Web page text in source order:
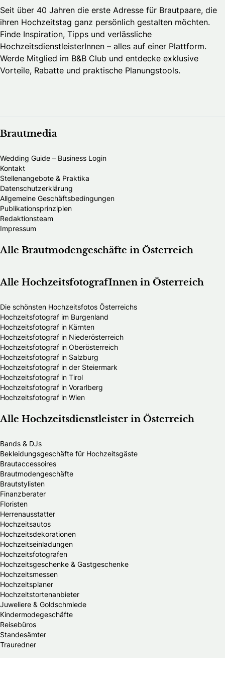
Seit über 40 Jahren die erste Adresse für Brautpaare, die
ihren Hochzeitstag ganz persönlich gestalten möchten.
Finde Inspiration, Tipps und verlässliche
HochzeitsdienstleisterInnen – alles auf einer Plattform.
Werde Mitglied im B&B Club und entdecke exklusive
Vorteile, Rabatte und praktische Planungstools.
Brautmedia
Wedding Guide – Business Login
Kontakt
Stellenangebote & Praktika
Datenschutzerklärung
Allgemeine Geschäftsbedingungen
Publikationsprinzipien
Redaktionsteam
Impressum
Alle Brautmodengeschäfte in Österreich
Alle HochzeitsfotografInnen in Österreich
Die schönsten Hochzeitsfotos Österreichs
Hochzeitsfotograf im Burgenland
Hochzeitsfotograf in Kärnten
Hochzeitsfotograf in Niederösterreich
Hochzeitsfotograf in Oberösterreich
Hochzeitsfotograf in Salzburg
Hochzeitsfotograf in der Steiermark
Hochzeitsfotograf in Tirol
Hochzeitsfotograf in Vorarlberg
Hochzeitsfotograf in Wien
Alle Hochzeitsdienstleister in Österreich
Bands & DJs
Bekleidungsgeschäfte für Hochzeitsgäste
Brautaccessoires
Brautmodengeschäfte
Brautstylisten
Finanzberater
Floristen
Herrenausstatter
Hochzeitsautos
Hochzeitsdekorationen
Hochzeitseinladungen
Hochzeitsfotografen
Hochzeitsgeschenke & Gastgeschenke
Hochzeitsmessen
Hochzeitsplaner
Hochzeitstortenanbieter
Juweliere & Goldschmiede
Kindermodegeschäfte
Reisebüros
Standesämter
Trauredner